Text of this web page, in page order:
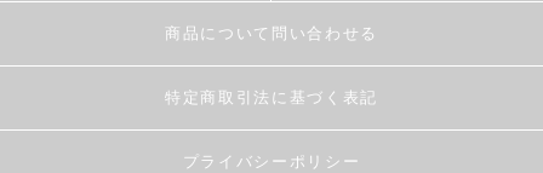
商品について問い合わせる
特定商取引法に基づく表記
プライバシーポリシー